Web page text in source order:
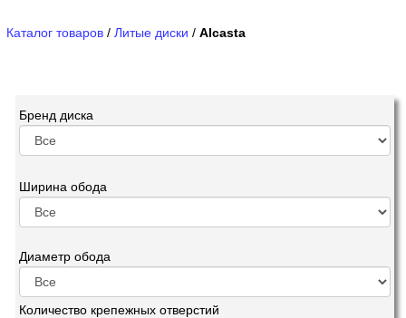
Каталог товаров / Литые диски / Alcasta
Бренд диска
Ширина обода
Диаметр обода
Количество крепежных отверстий